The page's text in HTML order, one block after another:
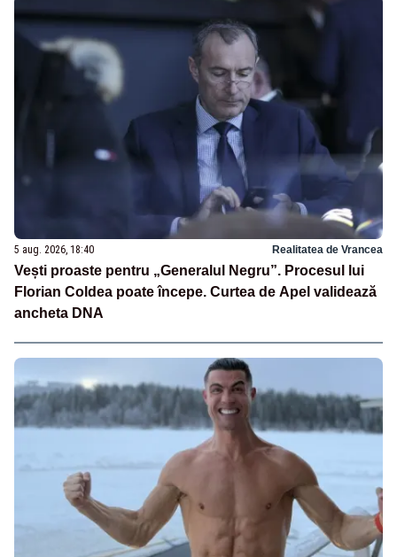
5 aug. 2026, 18:40 Realitatea de Vrancea
Vești proaste pentru „Generalul Negru”. Procesul lui
Florian Coldea poate începe. Curtea de Apel validează
ancheta DNA